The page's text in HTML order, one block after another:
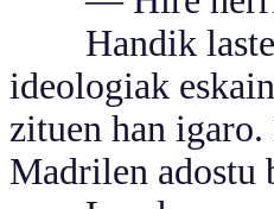
Handik
ideologiak
zituen han
Madrilen adostu